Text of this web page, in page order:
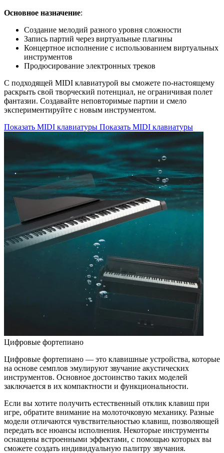
Основное назначение:
Создание мелодий разного уровня сложности
Запись партий через виртуальные плагины
Концертное исполнение с использованием виртуальных
инструментов
Продюсирование электронных треков
С подходящей MIDI клавиатурой вы сможете по-настоящему
раскрыть свой творческий потенциал, не ограничивая полет
фантазии. Создавайте неповторимые партии и смело
экспериментируйте с новым инструментом.
Показать MIDI клавиатуры Показать MIDI клавиатуры
Цифровые фортепиано
Цифровые фортепиано — это клавишные устройства, которые
на основе семплов эмулируют звучание акустических
инструментов. Основное достоинство таких моделей
заключается в их компактности и функциональности.
Если вы хотите получить естественный отклик клавиш при
игре, обратите внимание на молоточковую механику. Разные
модели отличаются чувствительностью клавиш, позволяющей
передать все нюансы исполнения. Некоторые инструменты
оснащены встроенными эффектами, с помощью которых вы
сможете создать индивидуальную палитру звучания.